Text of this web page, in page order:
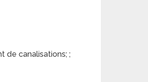
de canalisations; ;